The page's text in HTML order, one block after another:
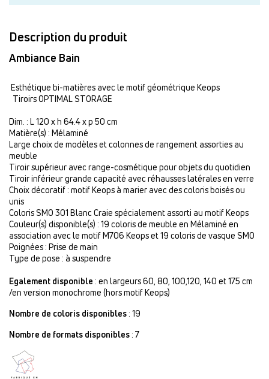
Description du produit
Ambiance Bain
Esthétique bi-matières avec le motif géométrique Keops
Tiroirs OPTIMAL STORAGE
Dim. : L 120 x h 64.4 x p 50 cm
Matière(s) : Mélaminé
Large choix de modèles et colonnes de rangement assorties au
meuble
Tiroir supérieur avec range-cosmétique pour objets du quotidien
Tiroir inférieur grande capacité avec réhausses latérales en verre
Choix décoratif : motif Keops à marier avec des coloris boisés ou
unis
Coloris SMO 301 Blanc Craie spécialement assorti au motif Keops
Couleur(s) disponible(s) : 19 coloris de meuble en Mélaminé en
association avec le motif M706 Keops et 19 coloris de vasque SMO
Poignées : Prise de main
Type de pose : à suspendre
Egalement disponible : en largeurs 60, 80, 100,120, 140 et 175 cm
/en version monochrome (hors motif Keops)
Nombre de coloris disponibles : 19
Nombre de formats disponibles : 7